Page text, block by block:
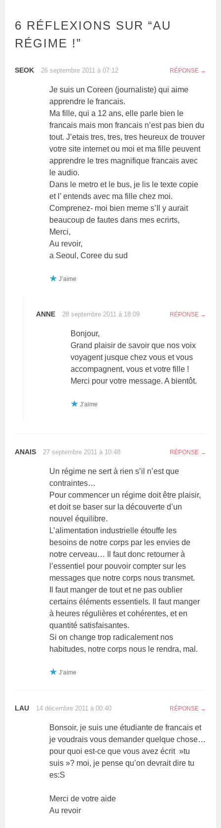
6 RÉFLEXIONS SUR “AU
RÉGIME !”
SEOK 26 septembre 2011 à 07:12 RÉPONSE
Je suis un Coreen (journaliste) qui aime
apprendre le francais.
Ma fille, qui a 12 ans, elle parle bien le
francais mais mon francais n’est pas bien du
tout. J’etais tres, tres, tres heureux de trouver
votre site internet ou moi et ma fille peuvent
apprendre le tres magnifique francais avec
le audio.
Dans le metro et le bus, je lis le texte copie
et l’ entends avec ma fille chez moi.
Comprenez- moi bien meme s’Il y aurait
beaucoup de fautes dans mes ecrirts,
Merci,
Au revoir,
a Seoul, Coree du sud
J’aime
ANNE 28 septembre 2011 à 18:09 RÉPONSE
Bonjour,
Grand plaisir de savoir que nos voix
voyagent jusque chez vous et vous
accompagnent, vous et votre fille !
Merci pour votre message. A bientôt.
J’aime
ANAIS 27 septembre 2011 à 10:48 RÉPONSE
Un régime ne sert à rien s’il n’est que
contraintes…
Pour commencer un régime doit être plaisir,
et doit se baser sur la découverte d’un
nouvel équilibre.
L’alimentation industrielle étouffe les
besoins de notre corps par les envies de
notre cerveau… Il faut donc retourner à
l’essentiel pour pouvoir compter sur les
messages que notre corps nous transmet.
Il faut manger de tout et ne pas oublier
certains éléments essentiels. Il faut manger
à heures régulières et cohérentes, et en
quantité satisfaisantes.
Si on change trop radicalement nos
habitudes, notre corps nous le rendra, mal.
J’aime
LAU 14 décembre 2011 à 00:40 RÉPONSE
Bonsoir, je suis une étudiante de francais et
je voudrais vous demander quelque chose…
pour quoi est-ce que vous avez écrit »tu
suis »? moi, je pense qu’on devrait dire tu
es:S
Merci de votre aide
Au revoir